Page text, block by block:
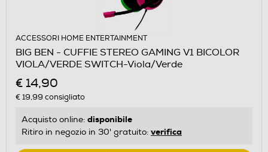
ACCESSORI HOME ENTERTAINMENT
BIG BEN - CUFFIE STEREO GAMING V1 BICOLOR
VIOLA/VERDE SWITCH-Viola/Verde
€ 14,90
€ 19,99 consigliato
Acquisto online: disponibile
Ritiro in negozio in 30' gratuito: verifica